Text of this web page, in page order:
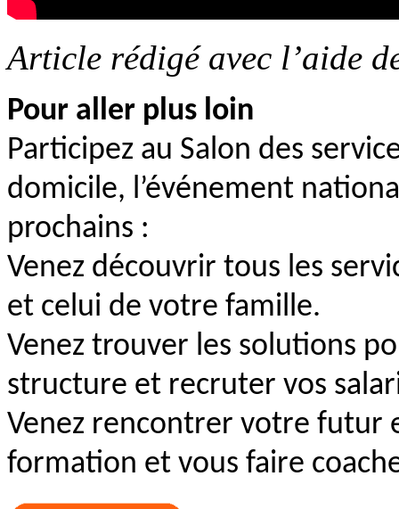
Article rédigé avec l’aide
Pour aller plus loin
Participez au Salon des
domicile, l’événement
prochains :
Venez découvrir tous les
et celui de votre famille.
Venez trouver les solutions
structure et recruter vos
Venez rencontrer votre
formation et vous faire